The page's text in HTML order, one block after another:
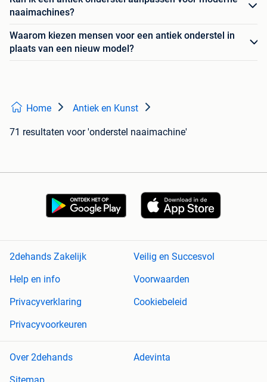
naaimachines?
Waarom kiezen mensen voor een antiek onderstel in
plaats van een nieuw model?
Home Antiek en Kunst
71 resultaten voor 'onderstel naaimachine'
2dehands Zakelijk
Veilig en Succesvol
Help en info
Voorwaarden
Privacyverklaring
Cookiebeleid
Privacyvoorkeuren
Over 2dehands
Adevinta